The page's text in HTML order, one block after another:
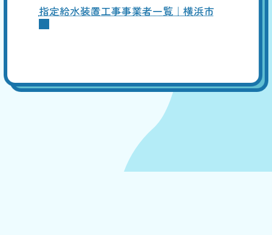
指定給水装置工事事業者一覧｜横浜市